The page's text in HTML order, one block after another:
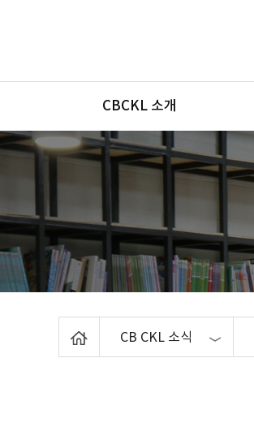
메뉴
CBCKL 소개
CB CKL 소식